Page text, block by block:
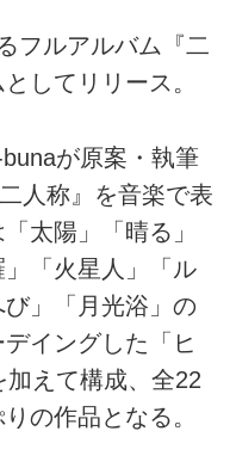
フルアルバム『二
してリリース。
が原案・執筆
人称』を音楽で表
太陽」「晴る」
」「火星人」「ル
」「月光浴」の
イングした「ヒ
加えて構成、全22
の作品となる。